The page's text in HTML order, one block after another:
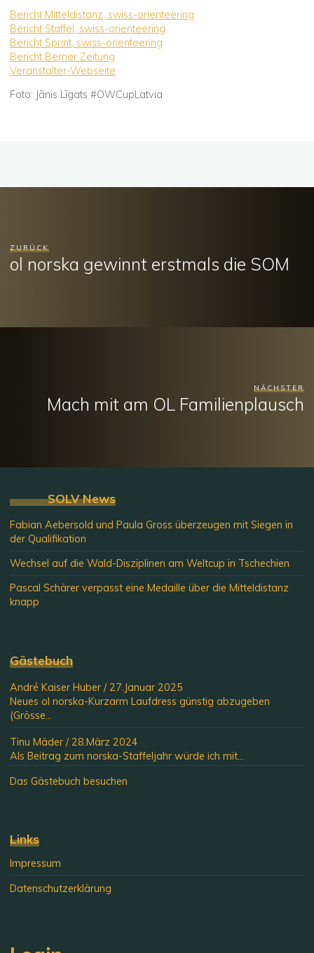
Bericht Mitteldistanz, swiss-orienteering
Bericht Staffel, swiss-orienteering
Bericht Sprint, swiss-orienteering
Bericht Berner Zeitung
Veranstalter-Webseite
Foto: Jānis Līgats #OWCupLatvia
ZURÜCK
ol norska gewinnt erstmals die SOM
NÄCHSTER
Mach mit am OL Familienplausch
SOLV News
Fabian Aebersold und Paula Gross überzeugen mit Siegen in
der Qualifikation
Wechsel auf die Wald-Disziplinen am Weltcup in Tschechien
Pascal Schärer verpasst eine Medaille über die Mitteldistanz
knapp
Gästebuch
André Kaiser Huber / 27.Januar 2025
Neues ol norska-Kurzarm Laufdress günstig abzugeben
(Grösse...
Tinu Mäder / 28.März 2024
Als Beitrag zum norska-Staffeljahr würde ich mit...
Das Gästebuch besuchen
Links
Impressum
Datenschutzerklärung